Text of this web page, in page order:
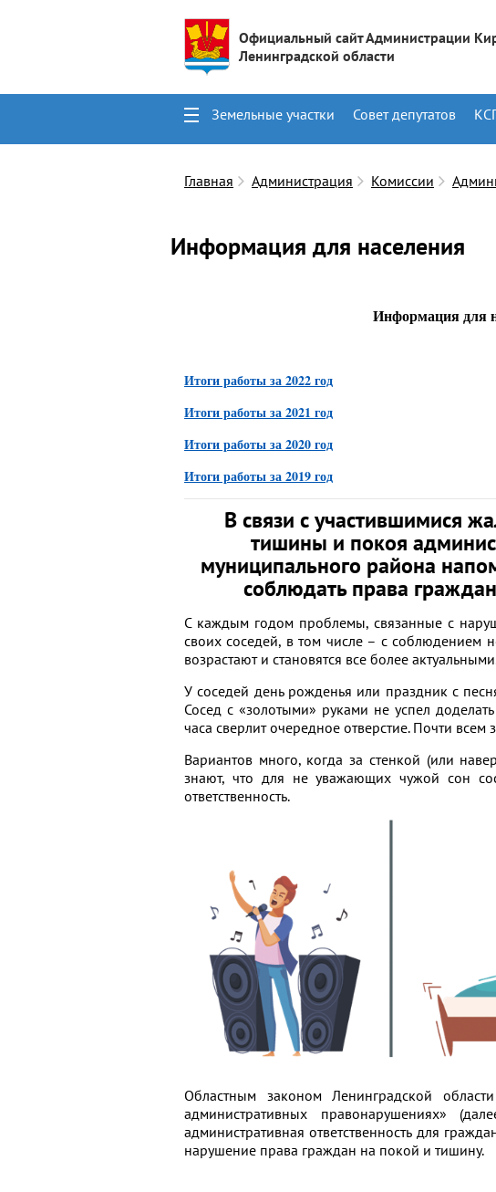
Официальный сайт Администрации
Ленинградской области
Земельные участки Совет депутатов
Главная
Администрация Комиссии
Информация для населения
Информация для
Итоги работы за 2022 год
Итоги работы за 2021 год
Итоги работы за 2020 год
Итоги работы за 2019 год
В связи с участившимися
тишины и покоя
муниципального района
соблюдать права
С каждым годом проблемы, связанные с
своих соседей, в том числе – с
возрастают и становятся все более
У соседей день рожденья или праздник с
Сосед с «золотыми» руками не успел
часа сверлит очередное отверстие. Почти всем
Вариантов много, когда за стенкой (или
знают, что для не уважающих чужой сон
ответственность.
Областным законом Ленинградской
административных правонарушениях»
административная ответственность для
нарушение права граждан на покой и тишину.